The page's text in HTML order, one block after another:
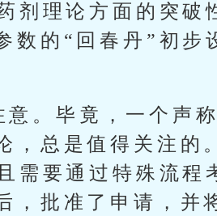
剂理论方面的突破
数的“回春丹”初步
。毕竟，一个声
，总是值得关注的
需要通过特殊流程
，批准了申请，并